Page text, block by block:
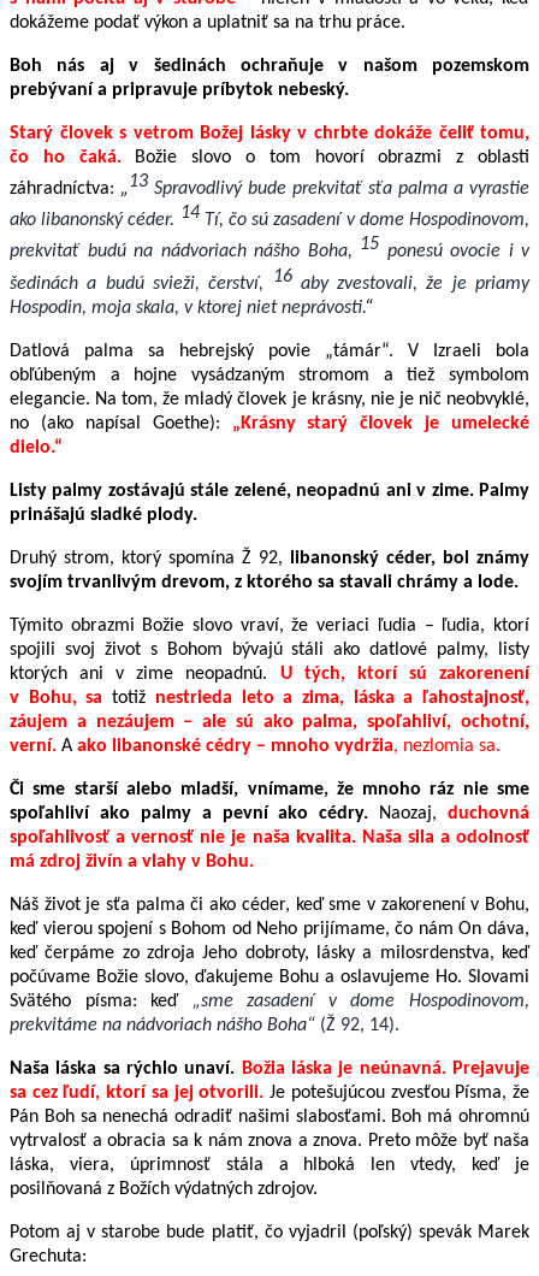
dokážeme podať výkon a uplatniť sa na trhu práce.
Boh nás aj v šedinách ochraňuje v našom pozemskom
prebývaní a pripravuje príbytok nebeský.
Starý človek s vetrom Božej lásky v chrbte dokáže čeliť tomu,
čo ho čaká. Božie slovo o tom hovorí obrazmi z oblasti
záhradníctva: „13 Spravodlivý bude prekvitať sťa palma a vyrastie
ako libanonský céder. 14 Tí, čo sú zasadení v dome Hospodinovom,
prekvitať budú na nádvoriach nášho Boha, 15 ponesú ovocie i v
šedinách a budú svieži, čerství,
16 aby zvestovali, že je priamy
Hospodin, moja skala, v ktorej niet neprávosti.“
Datlová palma sa hebrejský povie „támár“. V Izraeli bola
obľúbeným a hojne vysádzaným stromom a tiež symbolom
elegancie. Na tom, že mladý človek je krásny, nie je nič neobvyklé,
no (ako napísal Goethe): „Krásny starý človek je umelecké
dielo.“
Listy palmy zostávajú stále zelené, neopadnú ani v zime. Palmy
prinášajú sladké plody.
Druhý strom, ktorý spomína Ž 92,
libanonský céder, bol známy
svojím trvanlivým drevom, z ktorého sa stavali chrámy a lode.
Týmito obrazmi Božie slovo vraví, že veriaci ľudia – ľudia, ktorí
spojili svoj život s Bohom bývajú stáli ako datlové palmy, listy
ktorých ani v zime neopadnú. U tých, ktorí sú zakorenení
v Bohu, sa totiž nestrieda
leto a zima, láska a ľahostajnosť,
záujem a nezáujem – ale sú ako palma, spoľahliví, ochotní,
verní. A ako libanonské cédry – mnoho vydržia, nezlomia sa.
Či sme starší alebo mladší, vnímame, že mnoho ráz nie sme
spoľahliví ako palmy a pevní ako cédry. Naozaj, duchovná
spoľahlivosť a vernosť nie je naša kvalita. Naša sila a odolnosť
má zdroj živín a vlahy v Bohu.
Náš život je sťa palma či ako céder, keď sme v zakorenení v Bohu,
keď vierou spojení s Bohom od Neho prijímame, čo nám On dáva,
keď čerpáme zo zdroja Jeho dobroty, lásky a milosrdenstva, keď
počúvame Božie slovo, ďakujeme Bohu a oslavujeme Ho. Slovami
Svätého písma: keď „sme zasadení v dome Hospodinovom,
prekvitáme na nádvoriach nášho Boha“ (Ž 92, 14).
Naša láska sa rýchlo unaví. Božia láska je neúnavná. Prejavuje
sa cez ľudí, ktorí sa jej otvorili.Je potešujúcou zvesťou Písma, že
Pán Boh sa nenechá odradiť našimi slabosťami. Boh má ohromnú
vytrvalosť a obracia sa k nám znova a znova. Preto môže byť naša
láska, viera, úprimnosť stála a hlboká len vtedy, keď je
posilňovaná z Božích výdatných zdrojov.
Potom aj v starobe bude platiť, čo vyjadril (poľský) spevák Marek
Grechuta: